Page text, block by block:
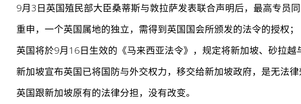
9月3日英国殖民部大臣桑蒂斯与敦拉萨发表联合声明后，最高专员同
重申，一个英国属地的独立，需得到英国国会所颁发的法令的授权；
英国将於9月16日生效的《马来西亚法令》，规定将新加坡、砂拉越
新加坡宣布英国已将国防与外交权力，移交给新加坡政府，是无法律
英国跟新加坡原有的法律分担，没有改变。